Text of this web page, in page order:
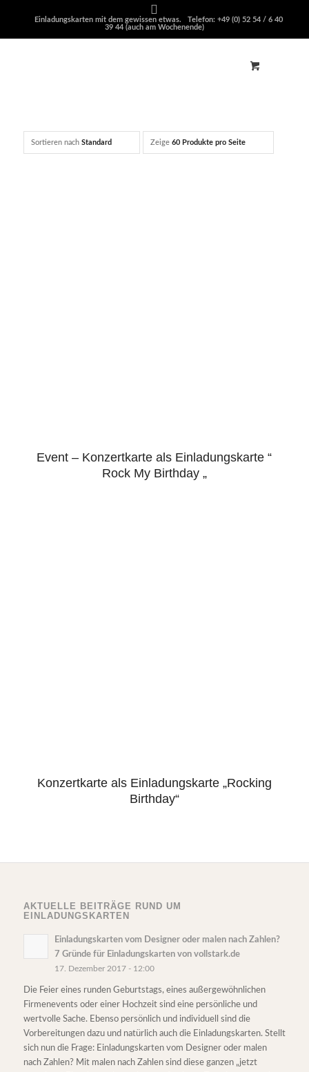
Einladungskarten mit dem gewissen etwas. Telefon: +49 (0) 52 54 / 6 40
39 44 (auch am Wochenende)
Sortieren nach Standard Zeige 60 Produkte pro Seite
5.00
Event – Konzertkarte als Einladungskarte “
Rock My Birthday „
4.97
Konzertkarte als Einladungskarte „Rocking
Birthday“
AKTUELLE BEITRÄGE RUND UM
EINLADUNGSKARTEN
Einladungskarten vom Designer oder malen nach Zahlen?
7 Gründe für Einladungskarten von vollstark.de
17. Dezember 2017 - 12:00
Die Feier eines runden Geburtstags, eines außergewöhnlichen
Firmenevents oder einer Hochzeit sind eine persönliche und
wertvolle Sache. Ebenso persönlich und individuell sind die
Vorbereitungen dazu und natürlich auch die Einladungskarten. Stellt
sich nun die Frage: Einladungskarten vom Designer oder malen
nach Zahlen? Mit malen nach Zahlen sind diese ganzen „jetzt